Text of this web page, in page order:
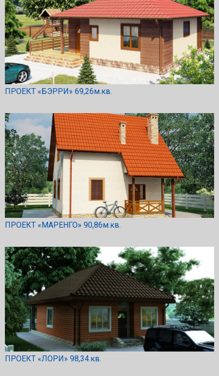
ПРОЕКТ «БЭРРИ» 69,26м.кв.
ПРОЕКТ «МАРЕНГО» 90,86м.кв.
ПРОЕКТ «ЛОРИ» 98,34.кв.